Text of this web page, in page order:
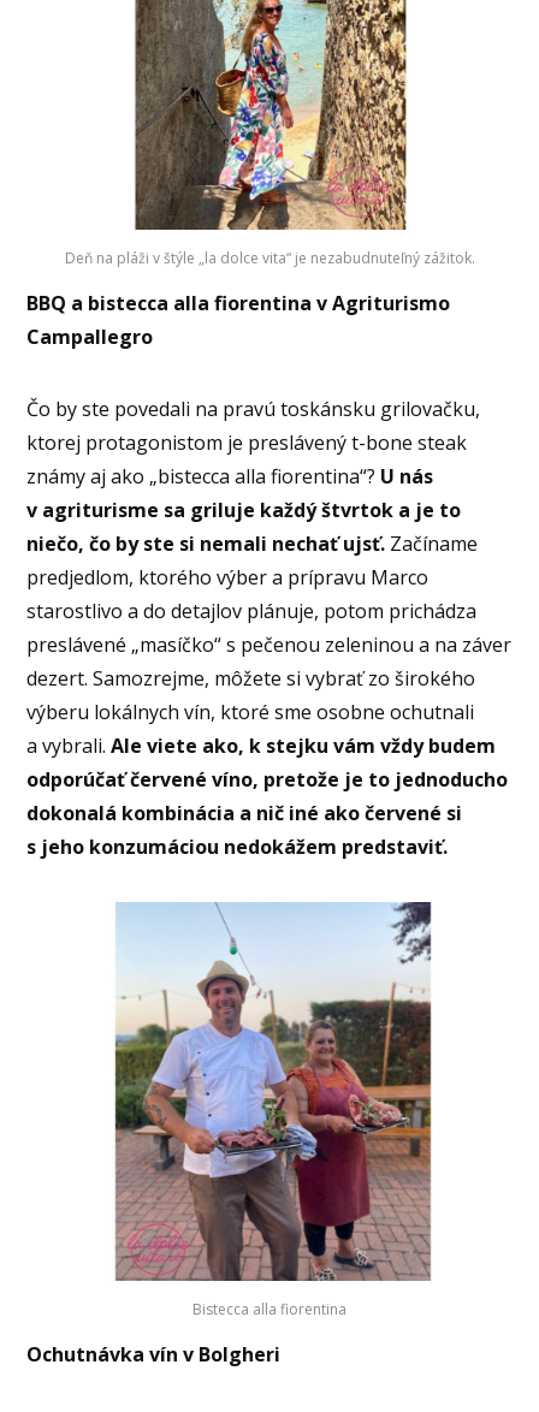
Deň na pláži v štýle „la dolce vita“ je nezabudnuteľný zážitok.
BBQ a bistecca alla fiorentina v Agriturismo
Campallegro
Čo by ste povedali na pravú toskánsku grilovačku,
ktorej protagonistom je preslávený t-bone steak
známy aj ako „bistecca alla fiorentina“? U nás
v agriturisme sa griluje každý štvrtok a je to
niečo, čo by ste si nemali nechať ujsť. Začíname
predjedlom, ktorého výber a prípravu Marco
starostlivo a do detajlov plánuje, potom prichádza
preslávené „masíčko“ s pečenou zeleninou a na záver
dezert. Samozrejme, môžete si vybrať zo širokého
výberu lokálnych vín, ktoré sme osobne ochutnali
a vybrali.Ale viete ako, k stejku vám vždy budem
odporúčať červené víno, pretože je to jednoducho
dokonalá kombinácia a nič iné ako červené si
s jeho konzumáciou nedokážem predstaviť.
Bistecca alla fiorentina
Ochutnávka vín v Bolgheri